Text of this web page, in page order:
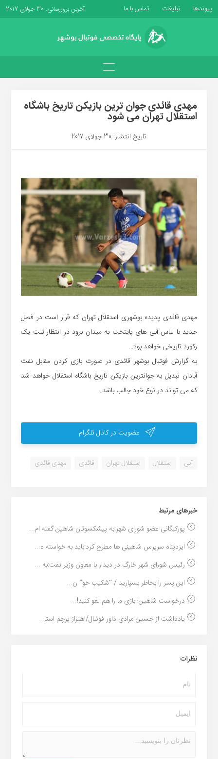
پیوندها تبلیغات تماس با ما آخرین بروزرسانی: 30 جولای 2017
مهدی قائدی جوان ترین بازیکن تاریخ باشگاه
استقلال تهران می شود
تاریخ انتشار: 30 جولای 2017
مهدی قائدی پدیده بوشهری استقلال تهران که قرار است در فصل
جدید با لباس آبی های پایتخت به میدان برود در انتظار ثبت یک
رکورد تاریخی خواهد بود.
به گزارش فوتبال بوشهر قائدی در صورت بازی کردن مقابل نفت
آبادان تبدیل به جوانترین بازیکن تاریخ باشگاه استقلال خواهد شد
که می تواند در نوع خود جالب باشد.
عضویت در کانال تلگرام
آبی استقلال استقلال تهران قائدی مهدی قائدی
خبر‌های مرتبط
پورکبگانی عضو شورای شهر:به پیشکسوتان شاهین گفته ام...
ایزدپناه سرپرس شاهینی ها مطرح کرد:باید به خواسته ه...
رئیس شورای شهر خارگ در دیدار با معاون وزیر نفت:به ...
این پسر را بخاطر بسپارید / “شکیب خو” ن...
درخواست شاهین؛ بازی ما را هم لغو کنید!...
یادداشت از حسین مرادی داور فوتبال/اهتزاز پرچم استا...
نظرات